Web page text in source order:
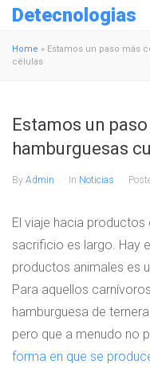
Detecnologias
Home » Estamos un paso más
células
Estamos un
hamburguesas
By Admin In Noticias
El viaje hacia
sacrificio es largo. Hay
productos animales es
Para aquellos
hamburguesa de
pero que a menudo no
forma en que se